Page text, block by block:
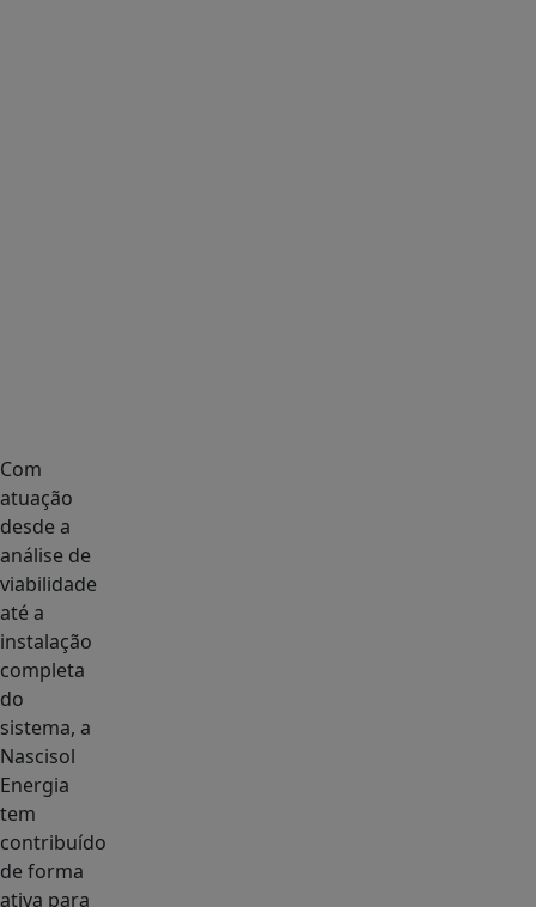
Com
atuação
desde a
análise de
viabilidade
até a
instalação
completa
do
sistema, a
Nascisol
Energia
tem
contribuído
de forma
ativa para